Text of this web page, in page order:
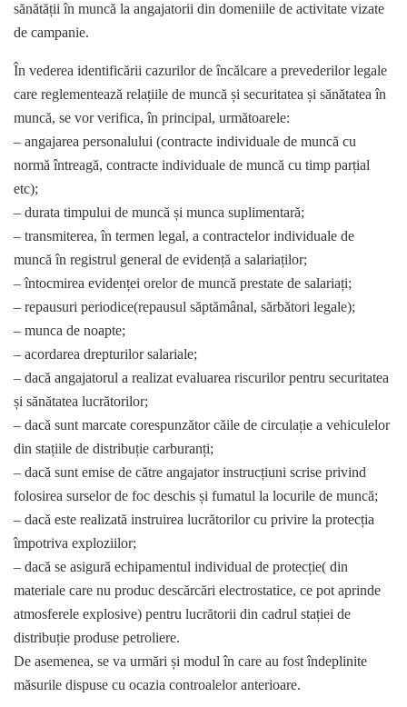
sănătății în muncă la angajatorii din domeniile de activitate vizate
de campanie.
În vederea identificării cazurilor de încălcare a prevederilor legale
care reglementează relațiile de muncă și securitatea și sănătatea în
muncă, se vor verifica, în principal, următoarele:
– angajarea personalului (contracte individuale de muncă cu
normă întreagă, contracte individuale de muncă cu timp parțial
etc);
– durata timpului de muncă și munca suplimentară;
– transmiterea, în termen legal, a contractelor individuale de
muncă în registrul general de evidență a salariaților;
– întocmirea evidenței orelor de muncă prestate de salariați;
– repausuri periodice(repausul săptămânal, sărbători legale);
– munca de noapte;
– acordarea drepturilor salariale;
– dacă angajatorul a realizat evaluarea riscurilor pentru securitatea
și sănătatea lucrătorilor;
– dacă sunt marcate corespunzător căile de circulație a vehiculelor
din stațiile de distribuție carburanți;
– dacă sunt emise de către angajator instrucțiuni scrise privind
folosirea surselor de foc deschis și fumatul la locurile de muncă;
– dacă este realizată instruirea lucrătorilor cu privire la protecția
împotriva exploziilor;
– dacă se asigură echipamentul individual de protecție( din
materiale care nu produc descărcări electrostatice, ce pot aprinde
atmosferele explosive) pentru lucrătorii din cadrul stației de
distribuție produse petroliere.
De asemenea, se va urmări și modul în care au fost îndeplinite
măsurile dispuse cu ocazia controalelor anterioare.